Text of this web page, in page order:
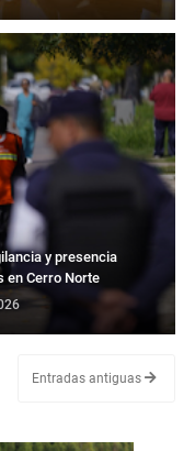
y presencia
en Cerro Norte
Entradas antiguas